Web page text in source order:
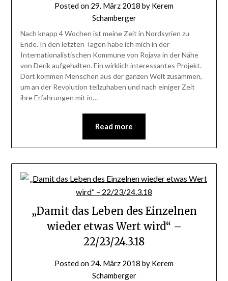
Posted on 29. März 2018 by Kerem
Schamberger
Nach knapp 4 Wochen ist meine Zeit in Nordsyrien zu
Ende. In den letzten Tagen habe ich mich in der
Internationalistischen Kommune von Rojava in der Nähe
von Derik aufgehalten. Ein wirklich interessantes Projekt.
Dort kommen Menschen aus der ganzen Welt zusammen,
um an der Revolution teilzuhaben und nach einiger Zeit
ihre Erfahrungen mit in…
Read more
„Damit das Leben des Einzelnen
wieder etwas Wert wird“ –
22/23/24.3.18
Posted on 24. März 2018 by Kerem
Schamberger